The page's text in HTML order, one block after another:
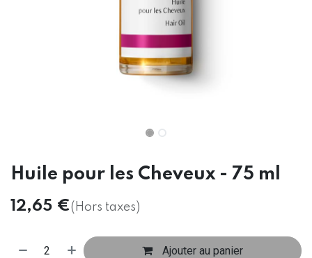
Huile pour les Cheveux - 75 ml
12,65 €(Hors taxes)
Ajouter au panier